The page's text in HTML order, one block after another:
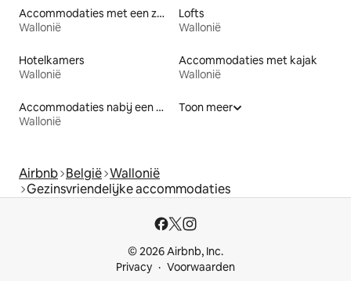
Accommodaties met een zwembad
Wallonië
Lofts
Wallonië
Hotelkamers
Wallonië
Accommodaties met kajak
Wallonië
Accommodaties nabij een meer
Wallonië
Toon meer
Airbnb België Wallonië
Gezinsvriendelijke accommodaties
© 2026 Airbnb, Inc.
Privacy
Voorwaarden